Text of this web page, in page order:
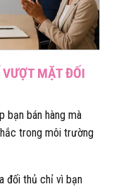
VƯỢT MẶT ĐỐI
bạn bán hàng mà
trong môi trường
đối thủ chỉ vì bạn